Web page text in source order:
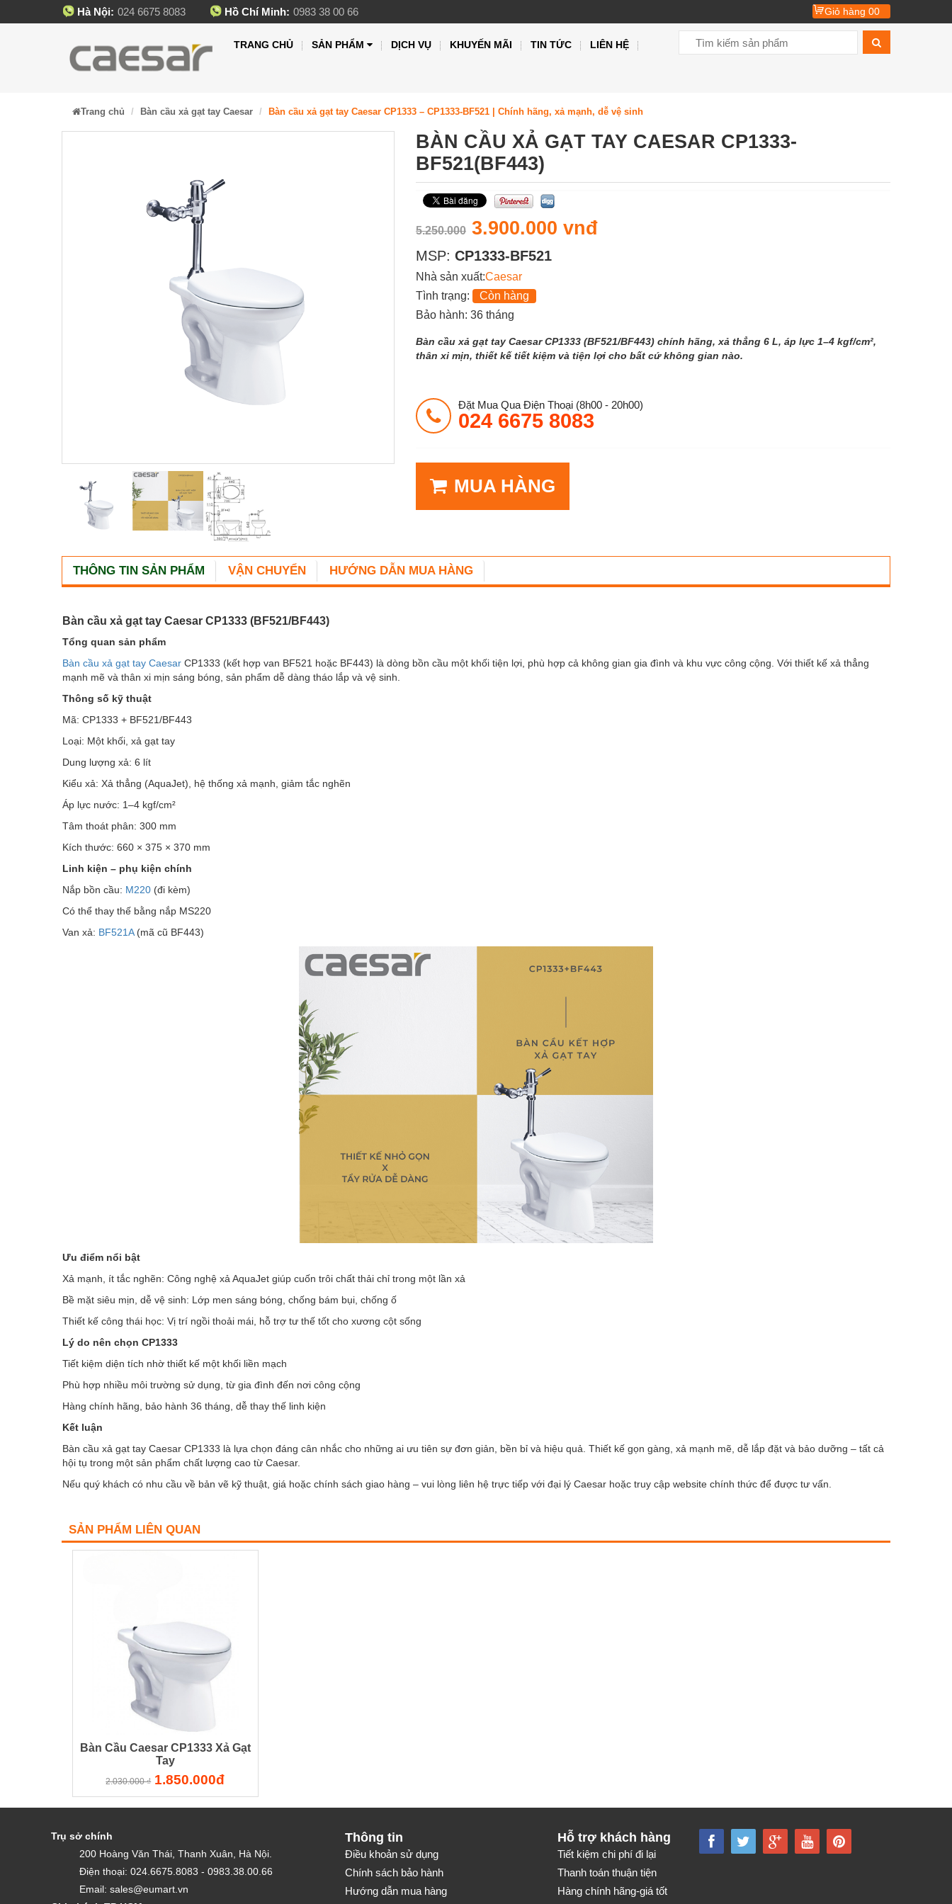
Hà Nội: 024 6675 8083 Hồ Chí Minh: 0983 38 00 66 Giỏ hàng 00
TRANG CHỦ SẢN PHẨM DỊCH VỤ KHUYẾN MÃI TIN TỨC LIÊN HỆ
Trang chủ Bàn cầu xả gạt tay Caesar Bàn cầu xả gạt tay Caesar CP1333 – CP1333‑BF521 | Chính hãng, xả mạnh, dễ vệ sinh
BÀN CẦU XẢ GẠT TAY CAESAR CP1333-
BF521(BF443)
5.250.000 3.900.000 vnđ
MSP: CP1333-BF521
Nhà sản xuất:Caesar
Tình trạng:
Còn hàng
Bảo hành: 36 tháng
Bàn cầu xả gạt tay Caesar CP1333 (BF521/BF443) chính hãng, xả thẳng 6 L, áp lực 1–4 kgf/cm²,
thân xi mịn, thiết kế tiết kiệm và tiện lợi cho bất cứ không gian nào.
Đặt Mua Qua Điện Thoại (8h00 - 20h00)
024 6675 8083
MUA HÀNG
THÔNG TIN SẢN PHẨM VẬN CHUYỂN HƯỚNG DẪN MUA HÀNG
Bàn cầu xả gạt tay Caesar CP1333 (BF521/BF443)
Tổng quan sản phẩm
Bàn cầu xả gạt tay Caesar CP1333 (kết hợp van BF521 hoặc BF443) là dòng bồn cầu một khối tiện lợi, phù hợp cả không gian gia đình và khu vực công cộng. Với thiết kế xả thẳng
mạnh mẽ và thân xi mịn sáng bóng, sản phẩm dễ dàng tháo lắp và vệ sinh.
Thông số kỹ thuật
Mã: CP1333 + BF521/BF443
Loại: Một khối, xả gạt tay
Dung lượng xả: 6 lít
Kiểu xả: Xả thẳng (AquaJet), hệ thống xả mạnh, giảm tắc nghẽn
Áp lực nước: 1–4 kgf/cm²
Tâm thoát phân: 300 mm
Kích thước: 660 × 375 × 370 mm
Linh kiện – phụ kiện chính
Nắp bồn cầu: M220 (đi kèm)
Có thể thay thế bằng nắp MS220
Van xả: BF521A(mã cũ BF443)
Ưu điểm nổi bật
Xả mạnh, ít tắc nghẽn: Công nghệ xả AquaJet giúp cuốn trôi chất thải chỉ trong một lần xả
Bề mặt siêu mịn, dễ vệ sinh: Lớp men sáng bóng, chống bám bụi, chống ố
Thiết kế công thái học: Vị trí ngồi thoải mái, hỗ trợ tư thế tốt cho xương cột sống
Lý do nên chọn CP1333
Tiết kiệm diện tích nhờ thiết kế một khối liền mạch
Phù hợp nhiều môi trường sử dụng, từ gia đình đến nơi công cộng
Hàng chính hãng, bảo hành 36 tháng, dễ thay thế linh kiện
Kết luận
Bàn cầu xả gạt tay Caesar CP1333 là lựa chọn đáng cân nhắc cho những ai ưu tiên sự đơn giản, bền bỉ và hiệu quả. Thiết kế gọn gàng, xả mạnh mẽ, dễ lắp đặt và bảo dưỡng – tất cả
hội tụ trong một sản phẩm chất lượng cao từ Caesar.
Nếu quý khách có nhu cầu về bản vẽ kỹ thuật, giá hoặc chính sách giao hàng – vui lòng liên hệ trực tiếp với đại lý Caesar hoặc truy cập website chính thức để được tư vấn.
SẢN PHẨM LIÊN QUAN
Bàn Cầu Caesar CP1333 Xả Gạt
Tay
2.030.000 ₫ 1.850.000đ
Trụ sở chính
200 Hoàng Văn Thái, Thanh Xuân, Hà Nội.
Điện thoại: 024.6675.8083 - 0983.38.00.66
Email: sales@eumart.vn
Thông tin
Điều khoản sử dụng
Chính sách bảo hành
Hướng dẫn mua hàng
Hỗ trợ khách hàng
Tiết kiệm chi phí đi lại
Thanh toán thuận tiện
Hàng chính hãng-giá tốt